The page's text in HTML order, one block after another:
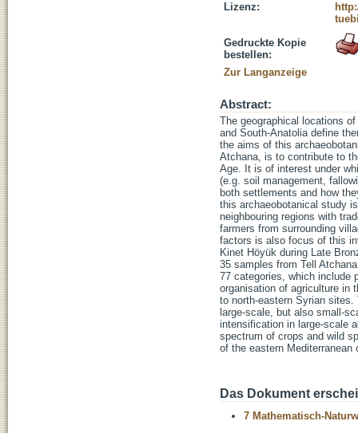
Lizenz:
Gedruckte Kopie
bestellen:
Zur Langanzeige
Abstract:
The geographical locations
and South-Anatolia define
the aims of this
Atchana, is to contribute to
Age. It is of interest under
(e.g. soil management,
both settlements and how
this archaeobotanical study
neighbouring regions with
farmers from surrounding
factors is also focus of this
Kinet Höyük during Late
35 samples from Tell
77 categories, which include
organisation of agriculture in
to north-eastern Syrian sites.
large-scale, but also small-
intensification in large-scale
spectrum of crops and wild
of the eastern Mediterranean
Das Dokument
7 Mathematisch-